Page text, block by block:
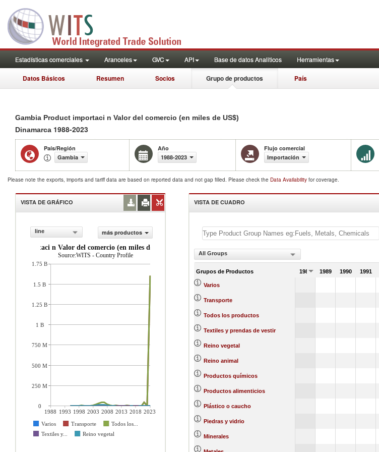
Estadísticas comerciales Aranceles GVC API Base de datos Analiticos Herramientas
Datos Básicos Resumen Socios Grupo de productos País
Gambia Product importaci n Valor del comercio (en miles de US$)
Dinamarca 1988-2023
País/Región
Gambia
Año
1988-2023
Flujo comercial
Importación
Please note the exports, imports and tariff data are based on reported data and not gap filled. Please check the Data Availability for coverage.
VISTA DE GRÁFICO
line
más productos
importaci n Valor del comercio (en miles de US$)
Source:WITS - Country Profile
1988 1993 1998 2003 2008 2013 2018 2023
Varios
Transporte
Todos los...
Textiles y...
Reino vegetal
1.75 B
1.5 B
1.25 B
1 B
750 M
500 M
250 M
0
VISTA DE CUADRO
All Groups
Grupos de Productos 1988 1989 1990 1991
Varios
Transporte
Todos los productos
Textiles y prendas de vestir
Reino vegetal
Reino animal
Productos químicos
Productos alimenticios
Plástico o caucho
Piedras y vidrio
Minerales